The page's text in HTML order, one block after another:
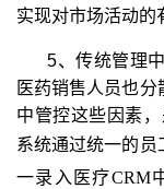
实现对市场活动的
5、传统管理
医药销售人员也
中管控这些因素
系统通过统一的员
一录入医疗CRM